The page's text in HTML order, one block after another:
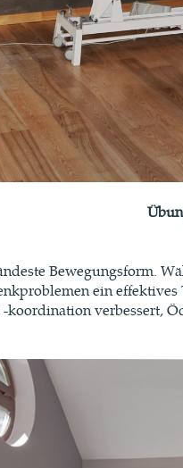
Bewegungsform.
ein
verbessert,